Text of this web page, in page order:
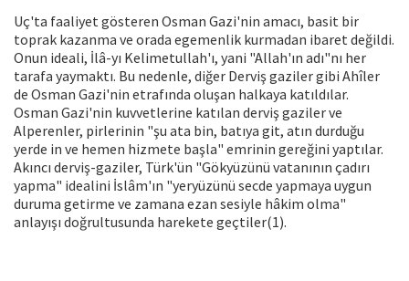
Uç'ta faaliyet gösteren Osman Gazi'nin amacı, basit bir
toprak kazanma ve orada egemenlik kurmadan ibaret değildi.
Onun ideali, İlâ-yı Kelimetullah'ı, yani "Allah'ın adı"nı her
tarafa yaymaktı. Bu nedenle, diğer Derviş gaziler gibi Ahîler
de Osman Gazi'nin etrafında oluşan halkaya katıldılar.
Osman Gazi'nin kuvvetlerine katılan derviş gaziler ve
Alperenler, pirlerinin "şu ata bin, batıya git, atın durduğu
yerde in ve hemen hizmete başla" emrinin gereğini yaptılar.
Akıncı derviş-gaziler, Türk'ün "Gökyüzünü vatanının çadırı
yapma" idealini İslâm'ın "yeryüzünü secde yapmaya uygun
duruma getirme ve zamana ezan sesiyle hâkim olma"
anlayışı doğrultusunda harekete geçtiler(1).